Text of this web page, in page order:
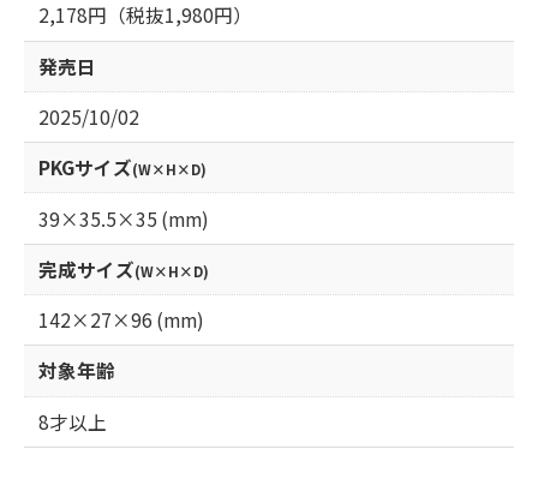
2,178円（税抜1,980円）
発売日
2025/10/02
PKGサイズ(W×H×D)
39×35.5×35 (mm)
完成サイズ(W×H×D)
142×27×96 (mm)
対象年齢
8才以上